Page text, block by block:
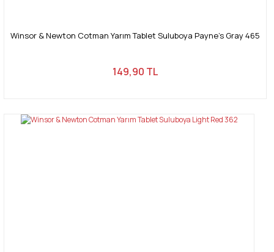
Winsor & Newton Cotman Yarım Tablet Suluboya Payne's Gray 465
149,90 TL